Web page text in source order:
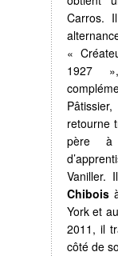
Carros.
«
1927
retourne
père à
Vaniller.
Chibois
York et au
2011, il
côté de